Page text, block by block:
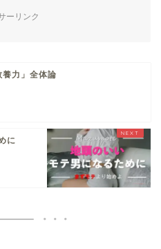
ーリンク
力」全体論
に